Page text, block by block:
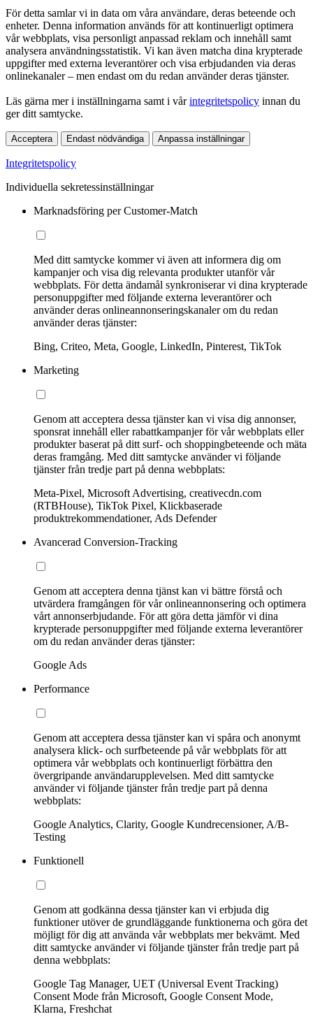
För detta samlar vi in data om våra användare, deras beteende och
enheter. Denna information används för att kontinuerligt optimera
vår webbplats, visa personligt anpassad reklam och innehåll samt
analysera användningsstatistik. Vi kan även matcha dina krypterade
uppgifter med externa leverantörer och visa erbjudanden via deras
onlinekanaler – men endast om du redan använder deras tjänster.
Läs gärna mer i inställningarna samt i vårintegritetspolicy innan du
ger ditt samtycke.
Acceptera Endast nödvändiga Anpassa inställningar
Integritetspolicy
Individuella sekretessinställningar
Marknadsföring per Customer-Match
Med ditt samtycke kommer vi även att informera dig om
kampanjer och visa dig relevanta produkter utanför vår
webbplats. För detta ändamål synkroniserar vi dina krypterade
personuppgifter med följande externa leverantörer och
använder deras onlineannonseringskanaler om du redan
använder deras tjänster:
Bing, Criteo, Meta, Google, LinkedIn, Pinterest, TikTok
Marketing
Genom att acceptera dessa tjänster kan vi visa dig annonser,
sponsrat innehåll eller rabattkampanjer för vår webbplats eller
produkter baserat på ditt surf- och shoppingbeteende och mäta
deras framgång. Med ditt samtycke använder vi följande
tjänster från tredje part på denna webbplats:
Meta-Pixel, Microsoft Advertising, creativecdn.com
(RTBHouse), TikTok Pixel, Klickbaserade
produktrekommendationer, Ads Defender
Avancerad Conversion-Tracking
Genom att acceptera denna tjänst kan vi bättre förstå och
utvärdera framgången för vår onlineannonsering och optimera
vårt annonserbjudande. För att göra detta jämför vi dina
krypterade personuppgifter med följande externa leverantörer
om du redan använder deras tjänster:
Google Ads
Performance
Genom att acceptera dessa tjänster kan vi spåra och anonymt
analysera klick- och surfbeteende på vår webbplats för att
optimera vår webbplats och kontinuerligt förbättra den
övergripande användarupplevelsen. Med ditt samtycke
använder vi följande tjänster från tredje part på denna
webbplats:
Google Analytics, Clarity, Google Kundrecensioner, A/B-
Testing
Funktionell
Genom att godkänna dessa tjänster kan vi erbjuda dig
funktioner utöver de grundläggande funktionerna och göra det
möjligt för dig att använda vår webbplats mer bekvämt. Med
ditt samtycke använder vi följande tjänster från tredje part på
denna webbplats:
Google Tag Manager, UET (Universal Event Tracking)
Consent Mode från Microsoft, Google Consent Mode,
Klarna, Freshchat